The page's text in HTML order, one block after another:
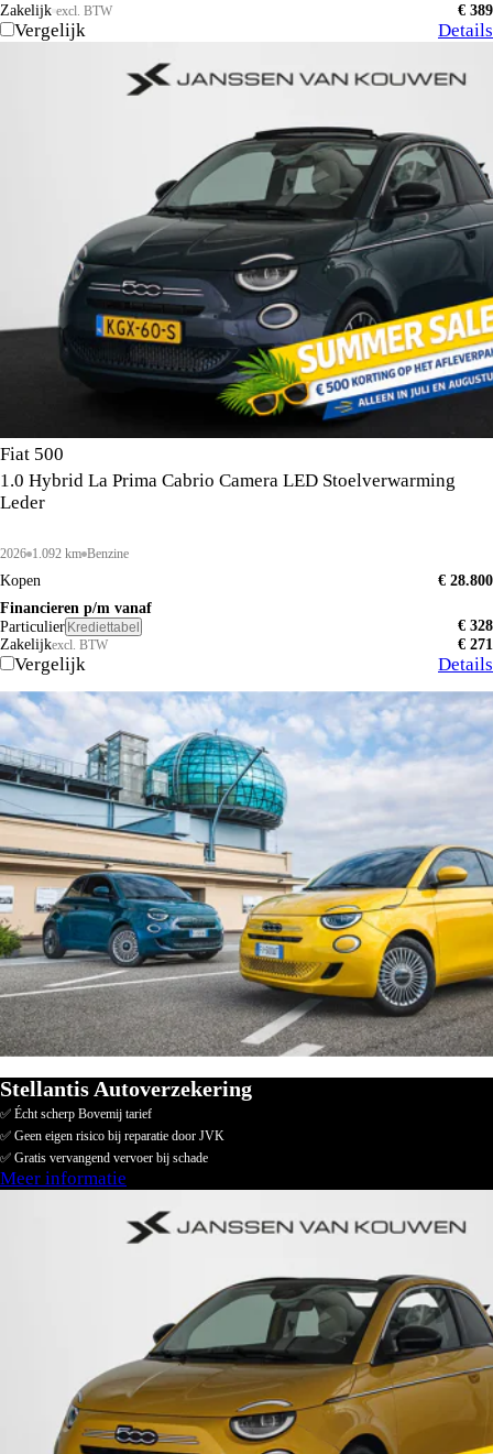
Zakelijk excl. BTW € 389
Vergelijk Details
Fiat 500
1.0 Hybrid La Prima Cabrio Camera LED Stoelverwarming
Leder
2026 1.092 km Benzine
Kopen
€ 28.800
Financieren p/m vanaf
Particulier Krediettabel
€ 328
Zakelijkexcl. BTW € 271
Vergelijk Details
Stellantis Autoverzekering
✅ Écht scherp Bovemij tarief
✅ Geen eigen risico bij reparatie door JVK
✅ Gratis vervangend vervoer bij schade
Meer informatie